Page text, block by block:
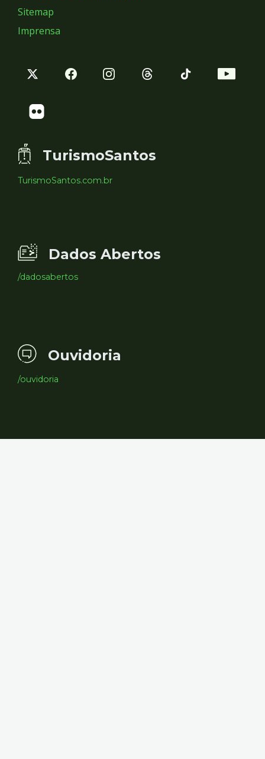
Sitemap
Imprensa
TurismoSantos
TurismoSantos.com.br
Dados Abertos
/dadosabertos
Ouvidoria
/ouvidoria